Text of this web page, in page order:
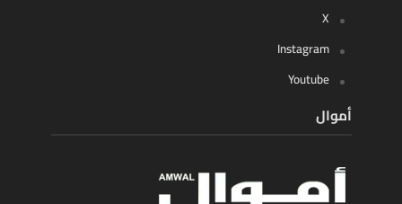
X
Instagram
Youtube
أموال